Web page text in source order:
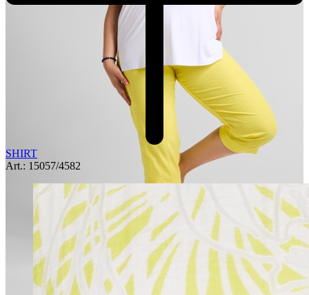
SHIRT
Art.: 15057/4582